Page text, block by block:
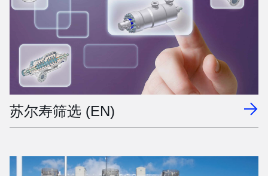
苏尔寿筛选 (EN)